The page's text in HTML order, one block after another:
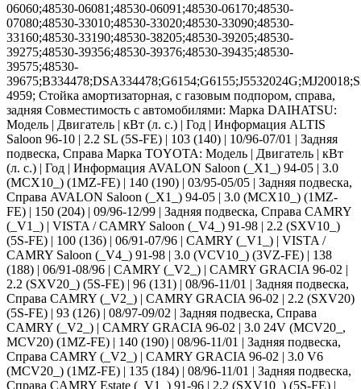
06060;48530-06081;48530-06091;48530-06170;48530-
07080;48530-33010;48530-33020;48530-33090;48530-
33160;48530-33190;48530-38205;48530-39205;48530-
39275;48530-39356;48530-39376;48530-39435;48530-
39575;48530-
4959; Стойка амортизаторная, с газовым подпором, справа,
задняя Совместимость с автомобилями: Марка DAIHATSU:
Модель | Двигатель | кВт (л. с.) | Год | Информация ALTIS
Saloon 96-10 | 2.2 SL (5S-FE) | 103 (140) | 10/96-07/01 | Задняя
подвеска, Справа Марка TOYOTA: Модель | Двигатель | кВт
(л. с.) | Год | Информация AVALON Saloon (_X1_) 94-05 | 3.0
(MCX10_) (1MZ-FE) | 140 (190) | 03/95-05/05 | Задняя подвеска,
Справа AVALON Saloon (_X1_) 94-05 | 3.0 (MCX10_) (1MZ-
FE) | 150 (204) | 09/96-12/99 | Задняя подвеска, Справа CAMRY
(_V1_) | VISTA / CAMRY Saloon (_V4_) 91-98 | 2.2 (SXV10_)
(5S-FE) | 100 (136) | 06/91-07/96 | CAMRY (_V1_) | VISTA /
CAMRY Saloon (_V4_) 91-98 | 3.0 (VCV10_) (3VZ-FE) | 138
(188) | 06/91-08/96 | CAMRY (_V2_) | CAMRY GRACIA 96-02 |
2.2 (SXV20_) (5S-FE) | 96 (131) | 08/96-11/01 | Задняя подвеска,
Справа CAMRY (_V2_) | CAMRY GRACIA 96-02 | 2.2 (SXV20)
(5S-FE) | 93 (126) | 08/97-09/02 | Задняя подвеска, Справа
CAMRY (_V2_) | CAMRY GRACIA 96-02 | 3.0 24V (MCV20_,
MCV20) (1MZ-FE) | 140 (190) | 08/96-11/01 | Задняя подвеска,
Справа CAMRY (_V2_) | CAMRY GRACIA 96-02 | 3.0 V6
(MCV20_) (1MZ-FE) | 135 (184) | 08/96-11/01 | Задняя подвеска,
Справа CAMRY Estate (_V1_) 91-96 | 2.2 (SXV10_) (5S-FE) |